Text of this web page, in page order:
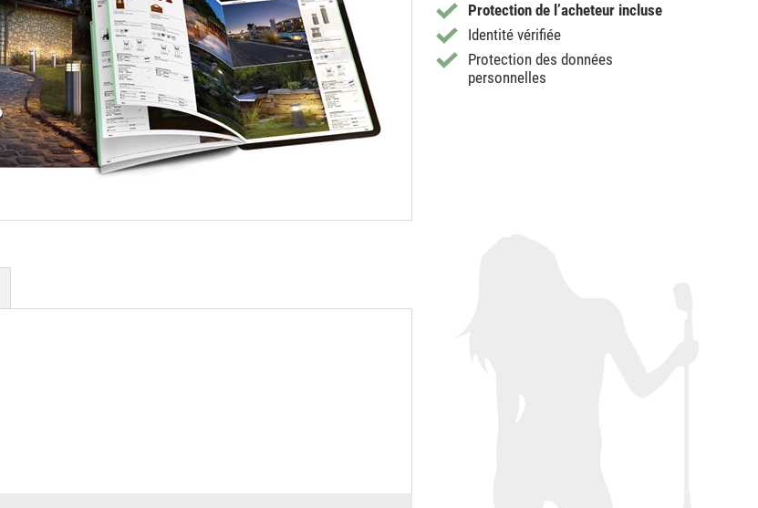
Protection de l’acheteur incluse
Identité vérifiée
Protection des données
personnelles